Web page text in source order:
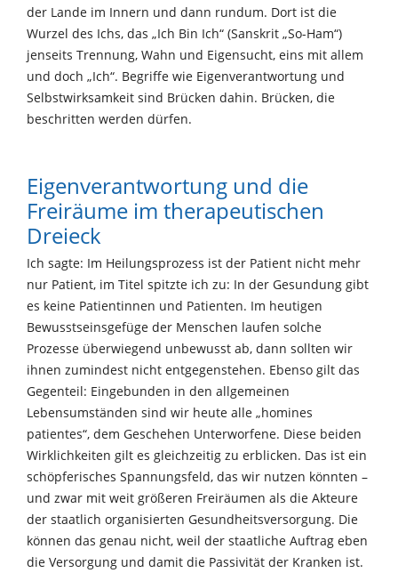
der Lande im Innern und dann rundum. Dort ist die
Wurzel des Ichs, das „Ich Bin Ich“ (Sanskrit „So-Ham“)
jenseits Trennung, Wahn und Eigensucht, eins mit allem
und doch „Ich“. Begriffe wie Eigenverantwortung und
Selbstwirksamkeit sind Brücken dahin. Brücken, die
beschritten werden dürfen.
Eigenverantwortung und die
Freiräume im therapeutischen
Dreieck
Ich sagte: Im Heilungsprozess ist der Patient nicht mehr
nur Patient, im Titel spitzte ich zu: In der Gesundung gibt
es keine Patientinnen und Patienten. Im heutigen
Bewusstseinsgefüge der Menschen laufen solche
Prozesse überwiegend unbewusst ab, dann sollten wir
ihnen zumindest nicht entgegenstehen. Ebenso gilt das
Gegenteil: Eingebunden in den allgemeinen
Lebensumständen sind wir heute alle „homines
patientes“, dem Geschehen Unterworfene. Diese beiden
Wirklichkeiten gilt es gleichzeitig zu erblicken. Das ist ein
schöpferisches Spannungsfeld, das wir nutzen könnten –
und zwar mit weit größeren Freiräumen als die Akteure
der staatlich organisierten Gesundheitsversorgung. Die
können das genau nicht, weil der staatliche Auftrag eben
die Versorgung und damit die Passivität der Kranken ist.